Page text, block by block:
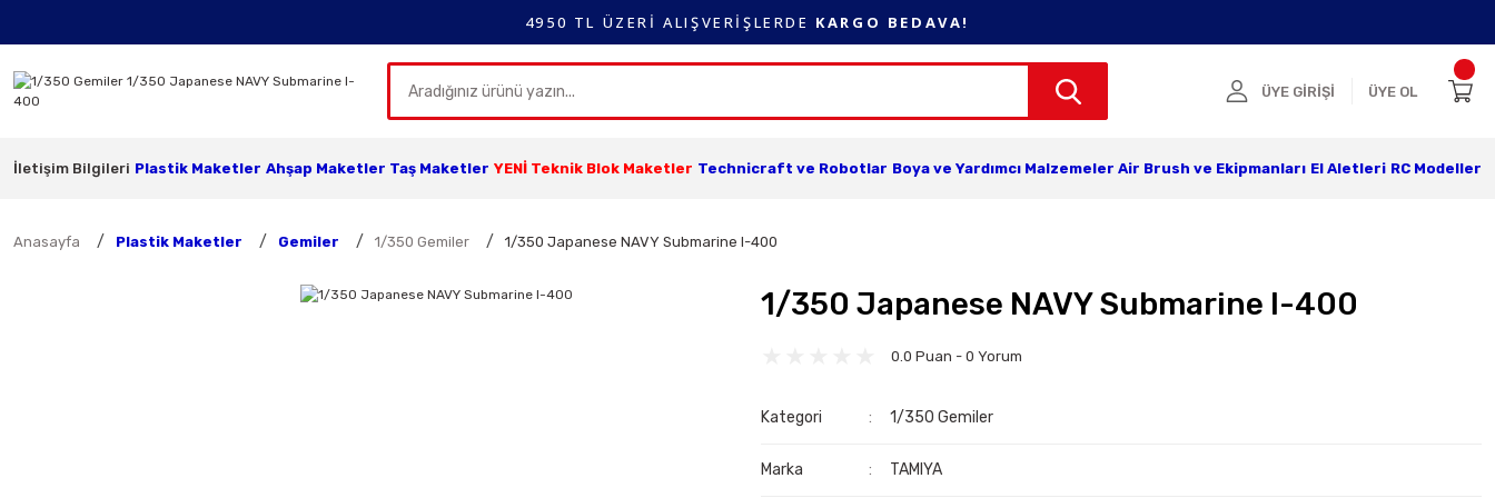
4950 TL ÜZERİ ALIŞVERİŞLERDE KARGO BEDAVA!
ÜYE GİRİŞİ ÜYE OL
İletişim Bilgileri Plastik Maketler Ahşap Maketler Taş Maketler YENİ Teknik Blok Maketler Technicraft ve Robotlar Boya ve Yardımcı Malzemeler Air Brush ve Ekipmanları El Aletleri RC Modeller
Anasayfa Plastik Maketler Gemiler 1/350 Gemiler 1/350 Japanese NAVY Submarine I-400
1/350 Japanese NAVY Submarine I-400
0.0 Puan - 0 Yorum
Kategori 1/350 Gemiler
Marka TAMIYA